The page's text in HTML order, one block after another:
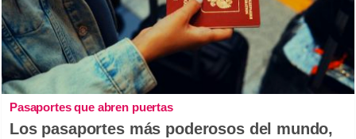
Pasaportes que abren puertas
Los pasaportes más poderosos del mundo,